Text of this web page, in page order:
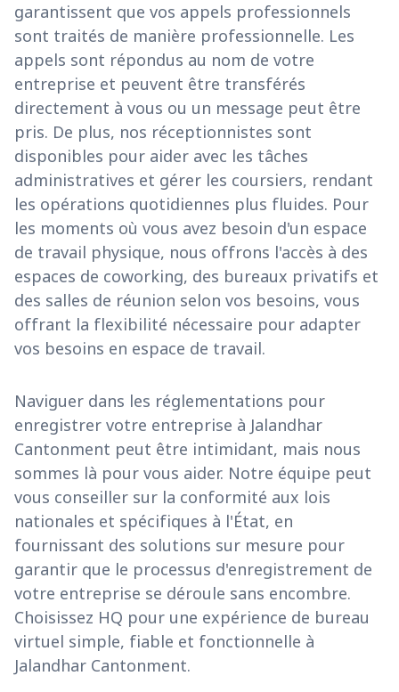
garantissent que vos appels professionnels
sont traités de manière professionnelle. Les
appels sont répondus au nom de votre
entreprise et peuvent être transférés
directement à vous ou un message peut être
pris. De plus, nos réceptionnistes sont
disponibles pour aider avec les tâches
administratives et gérer les coursiers, rendant
les opérations quotidiennes plus fluides. Pour
les moments où vous avez besoin d'un espace
de travail physique, nous offrons l'accès à des
espaces de coworking, des bureaux privatifs et
des salles de réunion selon vos besoins, vous
offrant la flexibilité nécessaire pour adapter
vos besoins en espace de travail.
Naviguer dans les réglementations pour
enregistrer votre entreprise à Jalandhar
Cantonment peut être intimidant, mais nous
sommes là pour vous aider. Notre équipe peut
vous conseiller sur la conformité aux lois
nationales et spécifiques à l'État, en
fournissant des solutions sur mesure pour
garantir que le processus d'enregistrement de
votre entreprise se déroule sans encombre.
Choisissez HQ pour une expérience de bureau
virtuel simple, fiable et fonctionnelle à
Jalandhar Cantonment.